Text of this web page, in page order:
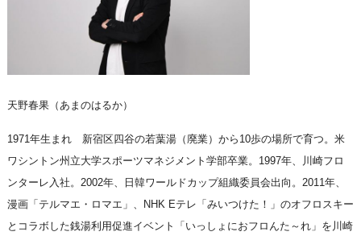
天野春果（あまのはるか）
1971年生まれ 新宿区四谷の若葉湯（廃業）から10歩の場所で育つ。米
ワシントン州立大学スポーツマネジメント学部卒業。1997年、川崎フロ
ンターレ入社。2002年、日韓ワールドカップ組織委員会出向。2011年、
漫画「テルマエ・ロマエ」、NHK Eテレ「みいつけた！」のオフロスキー
とコラボした銭湯利用促進イベント「いっしょにおフロんた～れ」を川崎